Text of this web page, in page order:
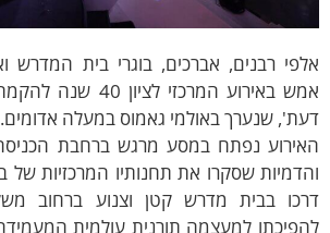
רבנים, אברכים, בוגרי בית המדרש
אמש באירוע המרכזי
שנערך באולמי גאמוס במעלה אדומים.
נפתח במסע מרגש ברחבת הכניסה,
שסקרו את תחנותיו המרכזיות של
בבית מדרש קטן וצנוע ברחוב
למעצמה תורנית עולמית המעמידה